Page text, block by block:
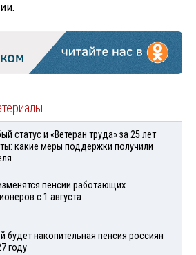
статус и «Ветеран труда» за 25 лет
какие меры поддержки получили
пенсии работающих
с 1 августа
будет накопительная пенсия россиян
году